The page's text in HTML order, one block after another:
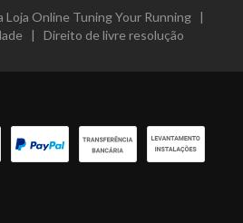
Loja Online Tuning Your Running |
| Direito de livre resolução